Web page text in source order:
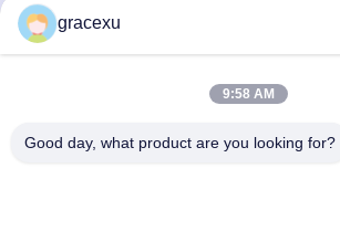
উৎপাদন তারিখ থেকে 18 মাস এবং
এনজাইম কার্যকারিতা 200 মাস
gracexu
9:58 AM
Good day, what product are you looking for?